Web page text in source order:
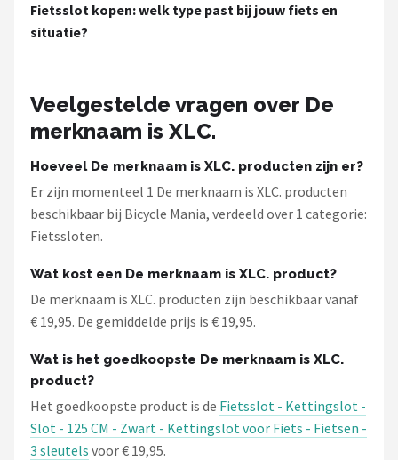
Fietsslot kopen: welk type past bij jouw fiets en
situatie?
Veelgestelde vragen over De
merknaam is XLC.
Hoeveel De merknaam is XLC. producten zijn er?
Er zijn momenteel 1 De merknaam is XLC. producten
beschikbaar bij Bicycle Mania, verdeeld over 1 categorie:
Fietssloten.
Wat kost een De merknaam is XLC. product?
De merknaam is XLC. producten zijn beschikbaar vanaf
€ 19,95. De gemiddelde prijs is € 19,95.
Wat is het goedkoopste De merknaam is XLC.
product?
Het goedkoopste product is de Fietsslot - Kettingslot -
Slot - 125 CM - Zwart - Kettingslot voor Fiets - Fietsen -
3 sleutels voor € 19,95.